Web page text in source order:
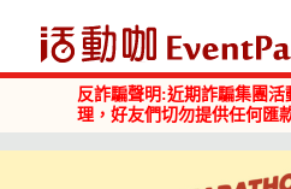
反詐騙聲明:近期詐騙集團
理，好友們切勿提供任何匯